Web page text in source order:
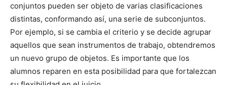
conjuntos pueden ser objeto de varias clasificaciones
distintas, conformando así, una serie de subconjuntos.
Por ejemplo, si se cambia el criterio y se decide agrupar
aquellos que sean instrumentos de trabajo, obtendremos
un nuevo grupo de objetos. Es importante que los
alumnos reparen en esta posibilidad para que fortalezcan